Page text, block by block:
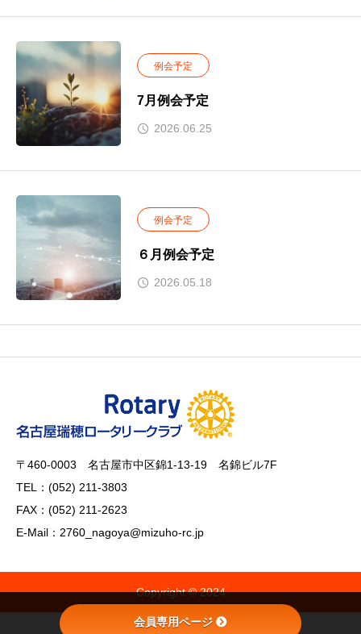
例会予定
7月例会予定
2026.06.25
例会予定
６月例会予定
2026.05.18
〒460-0003 名古屋市中区錦1-13-19 名錦ビル7F
TEL：(052) 211-3803
FAX：(052) 211-2623
E-Mail：2760_nagoya@mizuho-rc.jp
Copyright © 2024
会員専用ページ